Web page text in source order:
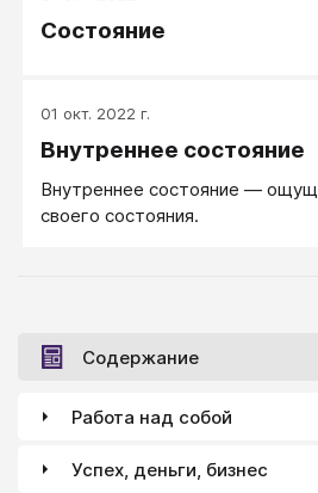
Состояние
01 окт. 2022 г.
Внутреннее состояние
Внутреннее состояние —
своего состояния.
Содержание
Работа над собой
Успех, деньги, бизнес